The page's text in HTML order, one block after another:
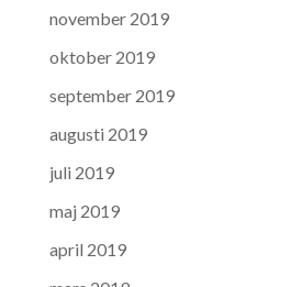
november 2019
oktober 2019
september 2019
augusti 2019
juli 2019
maj 2019
april 2019